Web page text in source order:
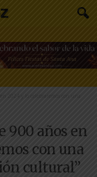
2024 y lo celebraremos con una
900 años en
con una
cultural”